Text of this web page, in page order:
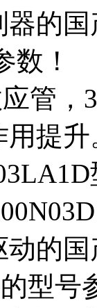
的
数！
管
用提升
的
型号